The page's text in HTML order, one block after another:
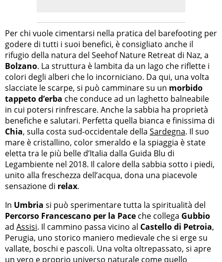
Per chi vuole cimentarsi nella pratica del barefooting per
godere di tutti i suoi benefici, è consigliato anche il
rifugio della natura del Seehof Nature Retreat di Naz, a
Bolzano. La struttura è lambita da un lago che riflette i
colori degli alberi che lo incorniciano. Da qui, una volta
slacciate le scarpe, si può camminare su un morbido
tappeto d’erba che conduce ad un laghetto balneabile
in cui potersi rinfrescare. Anche la sabbia ha proprietà
benefiche e salutari. Perfetta quella bianca e finissima di
Chia, sulla costa sud-occidentale della Sardegna. Il suo
mare è cristallino, color smeraldo e la spiaggia è state
eletta tra le più belle d’Italia dalla Guida Blu di
Legambiente nel 2018. Il calore della sabbia sotto i piedi,
unito alla freschezza dell’acqua, dona una piacevole
sensazione di relax.
In Umbria si può sperimentare tutta la spiritualità del
Percorso Francescano per la Pace che collega Gubbio
ad Assisi. Il cammino passa vicino al Castello di Petroia,
Perugia, uno storico maniero medievale che si erge su
vallate, boschi e pascoli. Una volta oltrepassato, si apre
un vero e proprio universo naturale come quello